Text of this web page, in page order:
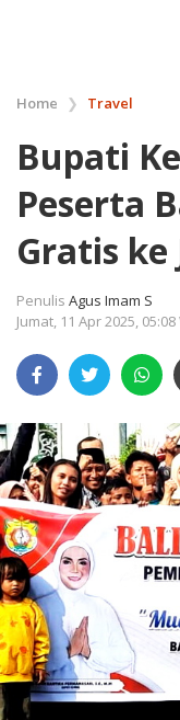
Home ❯ Travel
Bupati
Peserta
Gratis ke
Penulis Agus Imam S
Jumat, 11 Apr 2025, 05:08